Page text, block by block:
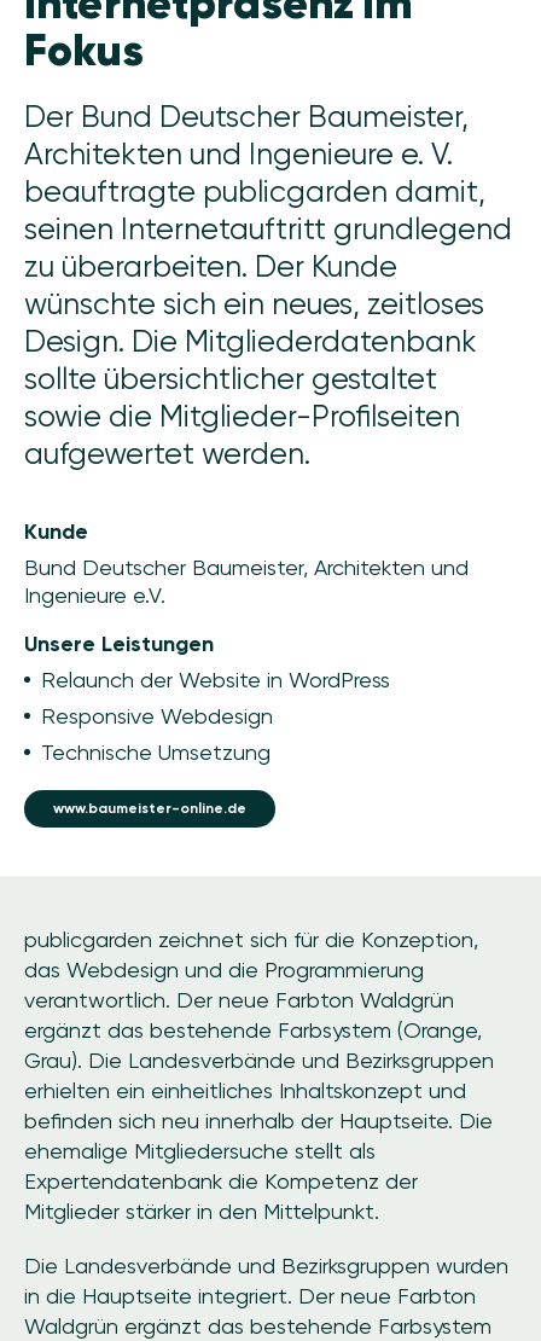
Fokus
Der Bund Deutscher Baumeister,
Architekten und Ingenieure e. V.
beauftragte publicgarden damit,
seinen Internetauftritt grundlegend
zu überarbeiten. Der Kunde
wünschte sich ein neues, zeitloses
Design. Die Mitgliederdatenbank
sollte übersichtlicher gestaltet
sowie die Mitglieder-Profilseiten
aufgewertet werden.
Kunde
Bund Deutscher Baumeister, Architekten und
Ingenieure e.V.
Unsere Leistungen
Relaunch der Website in WordPress
Responsive Webdesign
Technische Umsetzung
www.baumeister-online.de
publicgarden zeichnet sich für die Konzeption,
das Webdesign und die Programmierung
verantwortlich. Der neue Farbton Waldgrün
ergänzt das bestehende Farbsystem (Orange,
Grau). Die Landesverbände und Bezirksgruppen
erhielten ein einheitliches Inhaltskonzept und
befinden sich neu innerhalb der Hauptseite. Die
ehemalige Mitgliedersuche stellt als
Expertendatenbank die Kompetenz der
Mitglieder stärker in den Mittelpunkt.
Die Landesverbände und Bezirksgruppen wurden
in die Hauptseite integriert. Der neue Farbton
Waldgrün ergänzt das bestehende Farbsystem